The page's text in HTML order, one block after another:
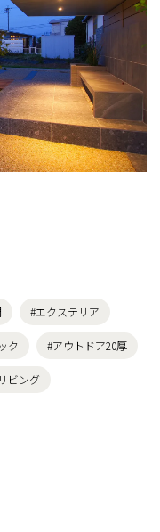
#エクステリア
ク #アウトドア20厚
ビング